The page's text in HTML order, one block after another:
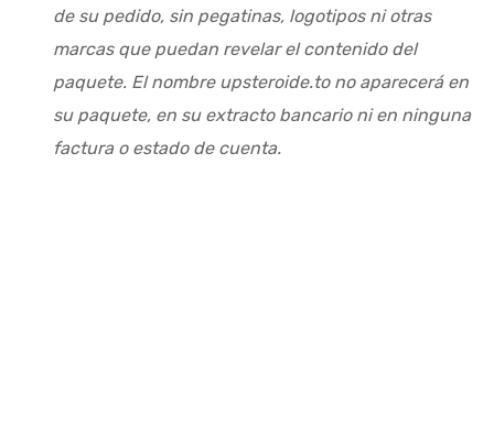
de su pedido, sin pegatinas, logotipos ni otras
marcas que puedan revelar el contenido del
paquete. El nombre upsteroide.to no aparecerá en
su paquete, en su extracto bancario ni en ninguna
factura o estado de cuenta.